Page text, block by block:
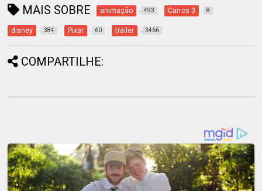
MAIS SOBRE animação 493 Carros 3 8
disney 384 Pixar 60 trailer 3466
COMPARTILHE: